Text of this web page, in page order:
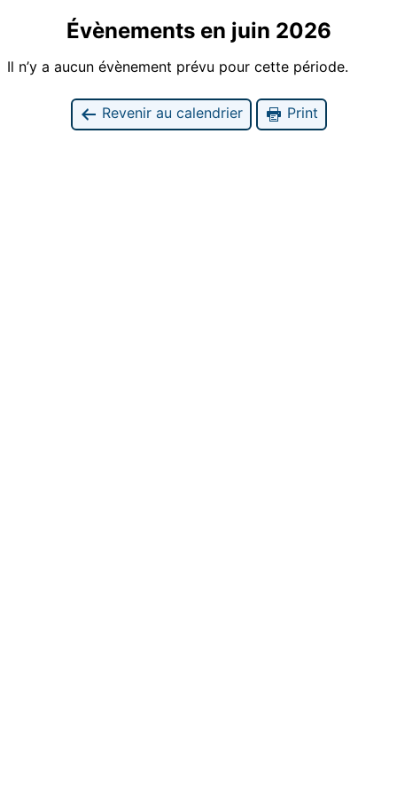
Évènements en juin 2026
Il n’y a aucun évènement prévu pour cette période.
Revenir au calendrier Print